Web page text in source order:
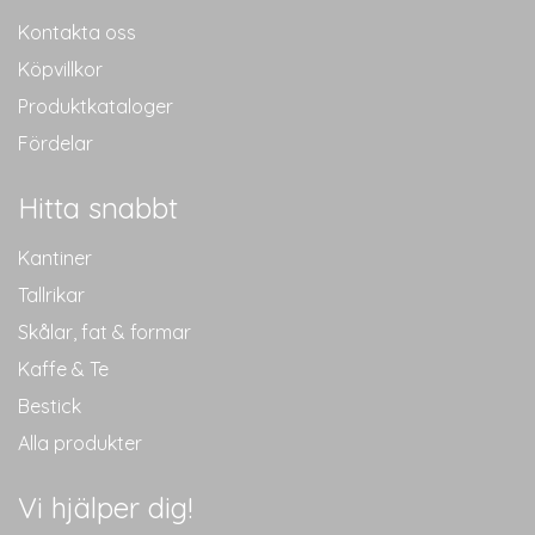
Kontakta oss
Köpvillkor
Produktkataloger
Fördelar
Hitta snabbt
Kantiner
Tallrikar
Skålar, fat & formar
Kaffe & Te
Bestick
Alla produkter
Vi hjälper dig!